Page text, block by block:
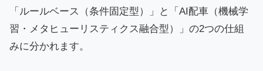
「ルールベース（条件固定型）」と「AI配車（機械学
習・メタヒューリスティクス融合型）」の2つの仕組
みに分かれます。